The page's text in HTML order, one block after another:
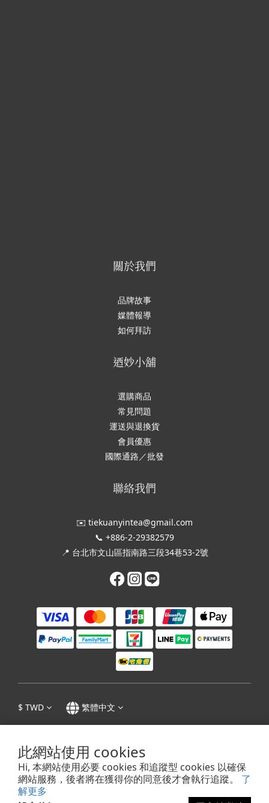
此網站使用 cookies
Hi, 本網站使用必要 cookies 和追蹤型 cookies 以確保
網站服務，後者將在獲得你的同意後才會執行追蹤。 了
解更多
關於我們
品牌故事
媒體報導
如何拜訪
迺妙小舖
選購商品
常見問題
運送與退換貨
會員優惠
國際通路／批發
聯絡我們
✉️ tiekuanyintea@gmail.com
📞 +886-2-29382579
📍 台北市文山區指南路三段34巷53-2號
$ TWD 繁體中文
隱私權政策|條款及細則| 1995 - 2023 © 張迺妙茶師紀念館 Tea Master Chang
Nai-Miao Memorial Hall
抬頭：迺妙小舖｜統一編號：48876281